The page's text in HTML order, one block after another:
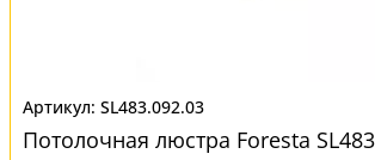
SL483.092.03
Потолочная люстра Foresta